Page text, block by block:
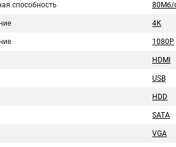
способность 80Мб/
4К
1080P
HDMI
USB
HDD
SATA
VGA